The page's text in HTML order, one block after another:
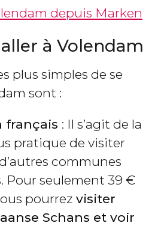
depuis Marken
à Volendam
plus simples de se
sont :
français : Il s’agit de la
pratique de visiter
communes
Pour seulement 39 €
pourrez visiter
Schans et voir